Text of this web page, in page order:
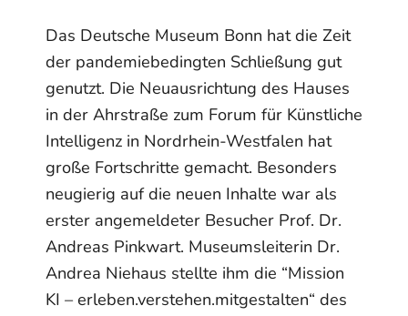
Das Deutsche Museum Bonn hat die Zeit
der pandemiebedingten Schließung gut
genutzt. Die Neuausrichtung des Hauses
in der Ahrstraße zum Forum für Künstliche
Intelligenz in Nordrhein-Westfalen hat
große Fortschritte gemacht. Besonders
neugierig auf die neuen Inhalte war als
erster angemeldeter Besucher Prof. Dr.
Andreas Pinkwart. Museumsleiterin Dr.
Andrea Niehaus stellte ihm die “Mission
KI – erleben.verstehen.mitgestalten“ des